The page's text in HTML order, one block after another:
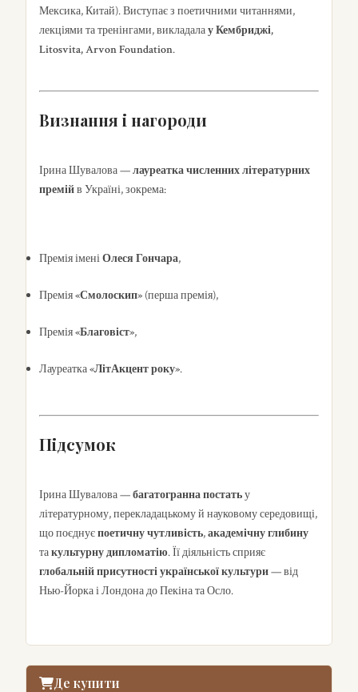
Мексика, Китай). Виступає з поетичними читаннями,
лекціями та тренінгами, викладалау Кембриджі,
Litosvita, Arvon Foundation.
Визнання і нагороди
Ірина Шувалова —лауреатка численних літературних
премійв Україні, зокрема:
Премія іменіОлеся Гончара,
Премія«Смолоскип» (перша премія),
Премія«Благовіст»,
Лауреатка«ЛітАкцент року».
Підсумок
Ірина Шувалова —багатогранна постатьу
літературному, перекладацькому й науковому середовищі,
що поєднуєпоетичну чутливість,академічну глибину
такультурну дипломатію. Її діяльність сприяє
глобальній присутності української культури— від
Нью-Йорка і Лондона до Пекіна та Осло.
Де купити